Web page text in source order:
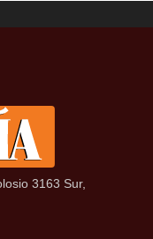
3163 Sur,